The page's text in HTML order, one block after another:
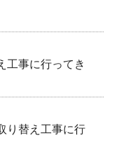
工事に行ってき
り替え工事に行